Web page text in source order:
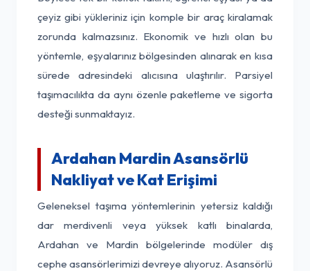
çeyiz gibi yükleriniz için komple bir araç kiralamak
zorunda kalmazsınız. Ekonomik ve hızlı olan bu
yöntemle, eşyalarınız bölgesinden alınarak en kısa
sürede adresindeki alıcısına ulaştırılır. Parsiyel
taşımacılıkta da aynı özenle paketleme ve sigorta
desteği sunmaktayız.
Ardahan Mardin Asansörlü
Nakliyat ve Kat Erişimi
Geleneksel taşıma yöntemlerinin yetersiz kaldığı
dar merdivenli veya yüksek katlı binalarda,
Ardahan ve Mardin bölgelerinde modüler dış
cephe asansörlerimizi devreye alıyoruz. Asansörlü